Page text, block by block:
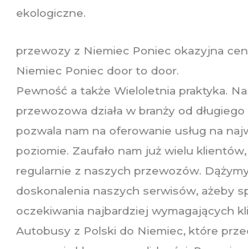
ekologiczne.
przewozy z Niemiec Poniec okazyjna
Niemiec Poniec door to door.
Pewność a także Wieloletnia praktyka.
przewozowa działa w branży od
pozwala nam na oferowanie usług na
poziomie. Zaufało nam już wielu
regularnie z naszych przewozów.
doskonalenia naszych serwisów, ażeby
oczekiwania najbardziej wymagających
Autobusy z Polski do Niemiec, które